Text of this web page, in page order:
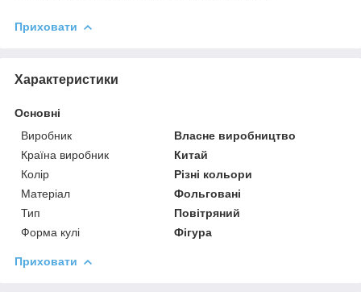
Приховати
Характеристики
Основні
Виробник
Власне виробництво
Країна виробник
Китай
Колір
Різні кольори
Матеріал
Фольговані
Тип
Повітряний
Форма кулі
Фігура
Приховати